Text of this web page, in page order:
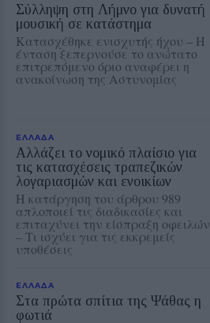
Σύλληψη στη Λήμνο για δυνατή
μουσική σε κατάστημα
Κατασχέθηκε ενισχυτής ήχου – Η
ένταση ξεπερνούσε το ανώτατο
επιτρεπόμενο όριο αναφέρει η
ανακοίνωση της Αστυνομίας
ΕΛΛΑΔΑ
Αλλάζει το νομικό πλαίσιο για
τις κατασχέσεις τραπεζικών
λογαριασμών και ενοικίων
Η κατάργηση του άρθρου 989
απλοποιεί τις διαδικασίες και
επιταχύνει την είσπραξη οφειλών
– Τι ισχύει για τις εκκρεμείς
υποθέσεις
ΕΛΛΑΔΑ
Στα πρώτα σπίτια της Ψάθας η
φωτιά